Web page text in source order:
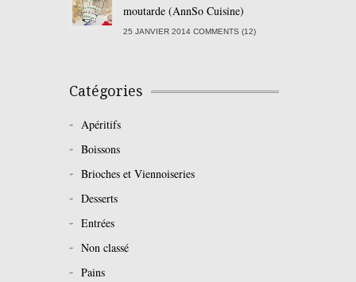
moutarde (AnnSo Cuisine)
25 JANVIER 2014 COMMENTS (12)
Catégories
Apéritifs
Boissons
Brioches et Viennoiseries
Desserts
Entrées
Non classé
Pains